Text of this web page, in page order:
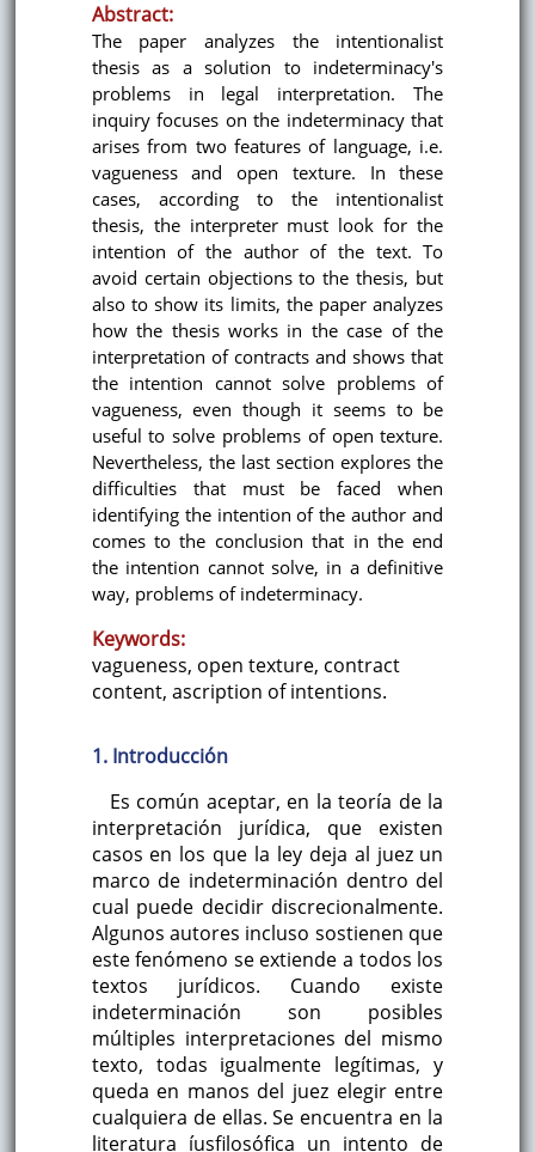
Abstract:
The paper analyzes the intentionalist
thesis as a solution to indeterminacy's
problems in legal interpretation. The
inquiry focuses on the indeterminacy that
arises from two features of language, i.e.
vagueness and open texture. In these
cases, according to the intentionalist
thesis, the interpreter must look for the
intention of the author of the text. To
avoid certain objections to the thesis, but
also to show its limits, the paper analyzes
how the thesis works in the case of the
interpretation of contracts and shows that
the intention cannot solve problems of
vagueness, even though it seems to be
useful to solve problems of open texture.
Nevertheless, the last section explores the
difficulties that must be faced when
identifying the intention of the author and
comes to the conclusion that in the end
the intention cannot solve, in a definitive
way, problems of indeterminacy.
Keywords:
vagueness, open texture, contract
content, ascription of intentions.
1. Introducción
Es común aceptar, en la teoría de la
interpretación jurídica, que existen
casos en los que la ley deja al juez un
marco de indeterminación dentro del
cual puede decidir discrecionalmente.
Algunos autores incluso sostienen que
este fenómeno se extiende a todos los
textos jurídicos. Cuando existe
indeterminación son posibles
múltiples interpretaciones del mismo
texto, todas igualmente legítimas, y
queda en manos del juez elegir entre
cualquiera de ellas. Se encuentra en la
literatura íusfilosófica un intento de